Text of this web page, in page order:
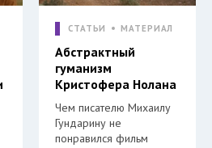
СТАТЬИ МАТЕРИАЛ
Абстрактный
гуманизм
Кристофера Нолана
Чем писателю Михаилу
Гундарину не
понравился фильм